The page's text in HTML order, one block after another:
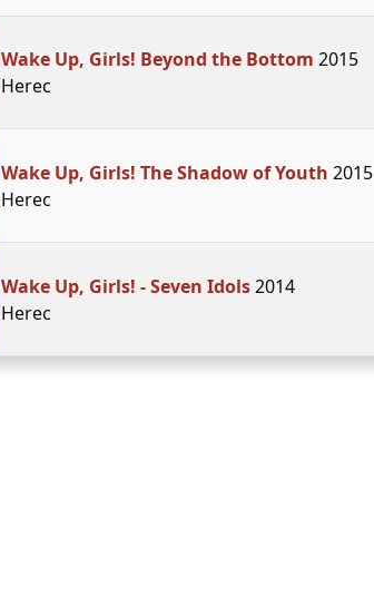
Wake Up, Girls! Beyond the Bottom 2015
Herec
Wake Up, Girls! The Shadow of Youth 2015
Herec
Wake Up, Girls! - Seven Idols2014
Herec